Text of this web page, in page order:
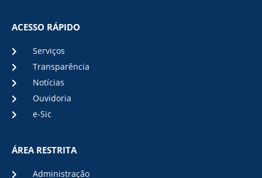
ACESSO RÁPIDO
Serviços
Transparência
Notícias
Ouvidoria
e-Sic
ÁREA RESTRITA
Administração